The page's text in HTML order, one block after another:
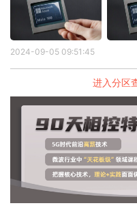
2024-09-05 09:51:45
进入分区